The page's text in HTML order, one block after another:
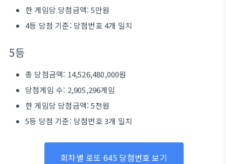
한 게임당 당첨금액: 5만원
4등 당첨 기준: 당첨번호 4개 일치
5등
총 당첨금액: 14,526,480,000원
당첨게임 수: 2,905,296게임
한 게임당 당첨금액: 5천원
5등 당첨 기준: 당첨번호 3개 일치
회차별 로또 645 당첨번호 보기